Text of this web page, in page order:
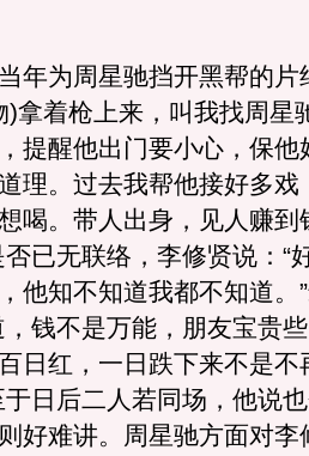
为周星驰挡开黑帮的片
)拿着枪上来，叫我找周星
提醒他出门要小心，保他
理。过去我帮他接好多戏
喝。带人出身，见人赚到
已无联络，李修贤说：“
他知不知道我都不知道。
，钱不是万能，朋友宝贵
日红，一日跌下来不是不
于日后二人若同场，他说
好难讲。周星驰方面对李